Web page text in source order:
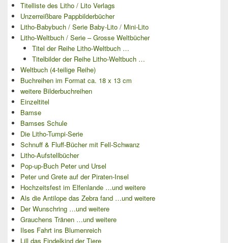
Titelliste des Litho / Lito Verlags
Unzerreißbare Pappbilderbücher
Litho-Babybuch / Serie Baby-Lito / Mini-Lito
Litho-Weltbuch / Serie – Grosse Weltbücher
Titel der Reihe Litho-Weltbuch …
Titelbilder der Reihe Litho-Weltbuch …
Weltbuch (4-teilige Reihe)
Buchreihen im Format ca. 18 x 13 cm
weitere Bilderbuchreihen
Einzeltitel
Bamse
Bamses Schule
Die Litho-Tumpi-Serie
Schnuff & Fluff-Bücher mit Fell-Schwanz
Litho-Aufstellbücher
Pop-up-Buch Peter und Ursel
Peter und Grete auf der Piraten-Insel
Hochzeitsfest im Elfenlande …und weitere
Als die Antilope das Zebra fand …und weitere
Der Wunschring …und weitere
Grauchens Tränen …und weitere
Ilses Fahrt ins Blumenreich
Lill das Findelkind der Tiere